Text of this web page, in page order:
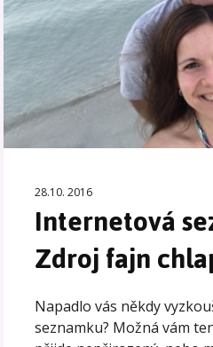
28.10. 2016
Internetová
Zdroj fajn
Napadlo vás někdy
seznamku? Možná vám